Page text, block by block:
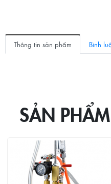
Thông tin sản phẩm Bình
SẢN